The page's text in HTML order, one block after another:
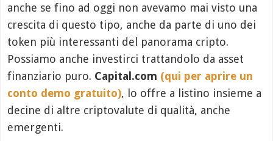
anche se fino ad oggi non avevamo mai visto una
crescita di questo tipo, anche da parte di uno dei
token più interessanti del panorama cripto.
Possiamo anche investirci trattandolo da asset
finanziario puro. Capital.com (qui per aprire un
conto demo gratuito), lo offre a listino insieme a
decine di altre criptovalute di qualità, anche
emergenti.